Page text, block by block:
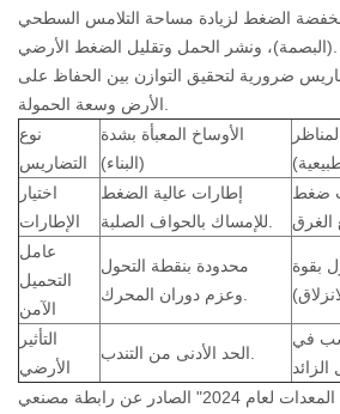
الضغط لزيادة مساحة التلامس السطحي
ضرورية لتحقيق التوازن بين الحفاظ على
نوع
التضاريس
الأوساخ المعبأة بشدة
(البناء)
اختيار
الإطارات
إطارات عالية الضغط
ضغط
عامل
التحميل
الآمن
محدودة بنقطة التحول
بقوة
التأثير
الأرضي
في
وفقًا لـ "تقرير اتجاه المعدات لعام 2024" الصادر عن رابطة مصنعي